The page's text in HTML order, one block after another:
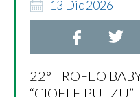
13 Dic2026
22° TROFEO
“GIOELE PUTZU”